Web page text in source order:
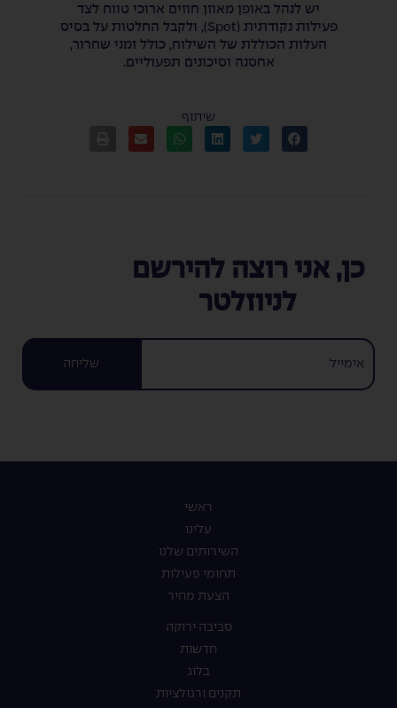
יש לנהל באופן מאוזן חוזים ארוכי טווח לצד
פעילות נקודתית (Spot), ולקבל החלטות על בסיס
העלות הכוללת של השילוח, כולל זמני שחרור,
אחסנה וסיכונים תפעוליים.
שיתוף
כן, אני רוצה להירשם
לניוזלטר
שליחה
ראשי
עלינו
השירותים שלנו
תחומי פעילות
הצעת מחיר
סביבה ירוקה
חדשות
בלוג
תקנים ורגולציות